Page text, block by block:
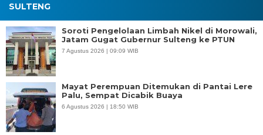
SULTENG
Soroti Pengelolaan Limbah Nikel di Morowali,
Jatam Gugat Gubernur Sulteng ke PTUN
7 Agustus 2026 | 09:09 WIB
Mayat Perempuan Ditemukan di Pantai Lere
Palu, Sempat Dicabik Buaya
6 Agustus 2026 | 18:50 WIB